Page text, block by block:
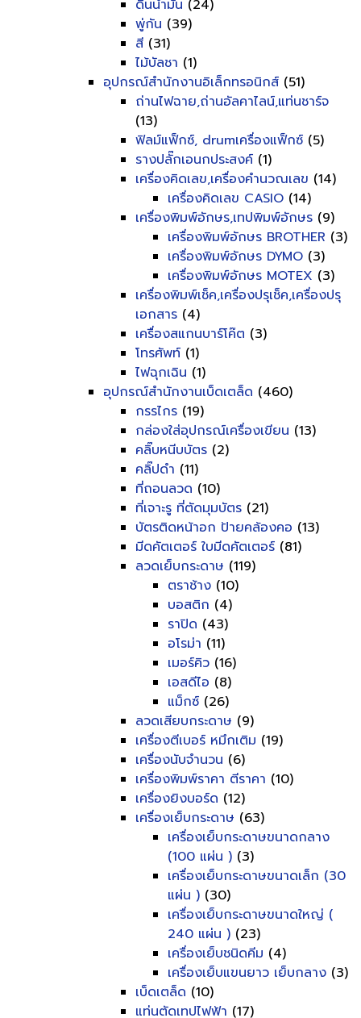
ดินน้ำมัน (24)
พู่กัน (39)
สี (31)
ไม้บัลชา (1)
อุปกรณ์สำนักงานอิเล็กทรอนิกส์ (51)
ถ่านไฟฉาย,ถ่านอัลคาไลน์,แท่นชาร์จ
(13)
ฟิลม์แฟ็กซ์, drumเครื่องแฟ็กซ์ (5)
รางปลั๊กเอนกประสงค์ (1)
เครื่องคิดเลข,เครื่องคำนวณเลข (14)
เครื่องคิดเลข CASIO (14)
เครื่องพิมพ์อักษร,เทปพิมพ์อักษร (9)
เครื่องพิมพ์อักษร BROTHER (3)
เครื่องพิมพ์อักษร DYMO (3)
เครื่องพิมพ์อักษร MOTEX (3)
เครื่องพิมพ์เช็ค,เครื่องปรุเช็ค,เครื่องปรุ
เอกสาร (4)
เครื่องสแกนบาร์โค๊ต (3)
โทรศัพท์ (1)
ไฟฉุกเฉิน (1)
อุปกรณ์สำนักงานเบ็ดเตล็ด (460)
กรรไกร (19)
กล่องใส่อุปกรณ์เครื่องเขียน (13)
คลิ๊บหนีบบัตร (2)
คลิ๊ปดำ (11)
ที่ถอนลวด (10)
ที่เจาะรู ที่ตัดมุมบัตร (21)
บัตรติดหน้าอก ป้ายคล้องคอ (13)
มีดคัตเตอร์ ใบมีดคัตเตอร์ (81)
ลวดเย็บกระดาษ (119)
ตราช้าง (10)
บอสติก (4)
ราปิด (43)
อโรม่า (11)
เมอร์คิว (16)
เอสดีไอ (8)
แม็กซ์ (26)
ลวดเสียบกระดาษ (9)
เครื่องตีเบอร์ หมึกเติม (19)
เครื่องนับจำนวน (6)
เครื่องพิมพ์ราคา ตีราคา (10)
เครื่องยิงบอร์ด (12)
เครื่องเย็บกระดาษ (63)
เครื่องเย็บกระดาษขนาดกลาง
(100 แผ่น ) (3)
เครื่องเย็บกระดาษขนาดเล็ก (30
แผ่น ) (30)
เครื่องเย็บกระดาษขนาดใหญ่ (
240 แผ่น ) (23)
เครื่องเย็บชนิดคีม (4)
เครื่องเย็บแขนยาว เย็บกลาง (3)
เบ็ดเตล็ด (10)
แท่นตัดเทปไฟฟ้า (17)